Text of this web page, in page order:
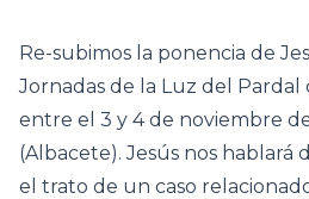
Re-subimos la ponencia de
Jornadas de la Luz del
entre el 3 y 4 de noviembre
(Albacete). Jesús nos hablará
el trato de un caso